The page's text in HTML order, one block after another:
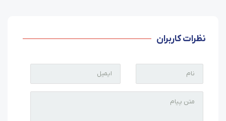
نظرات کاربران